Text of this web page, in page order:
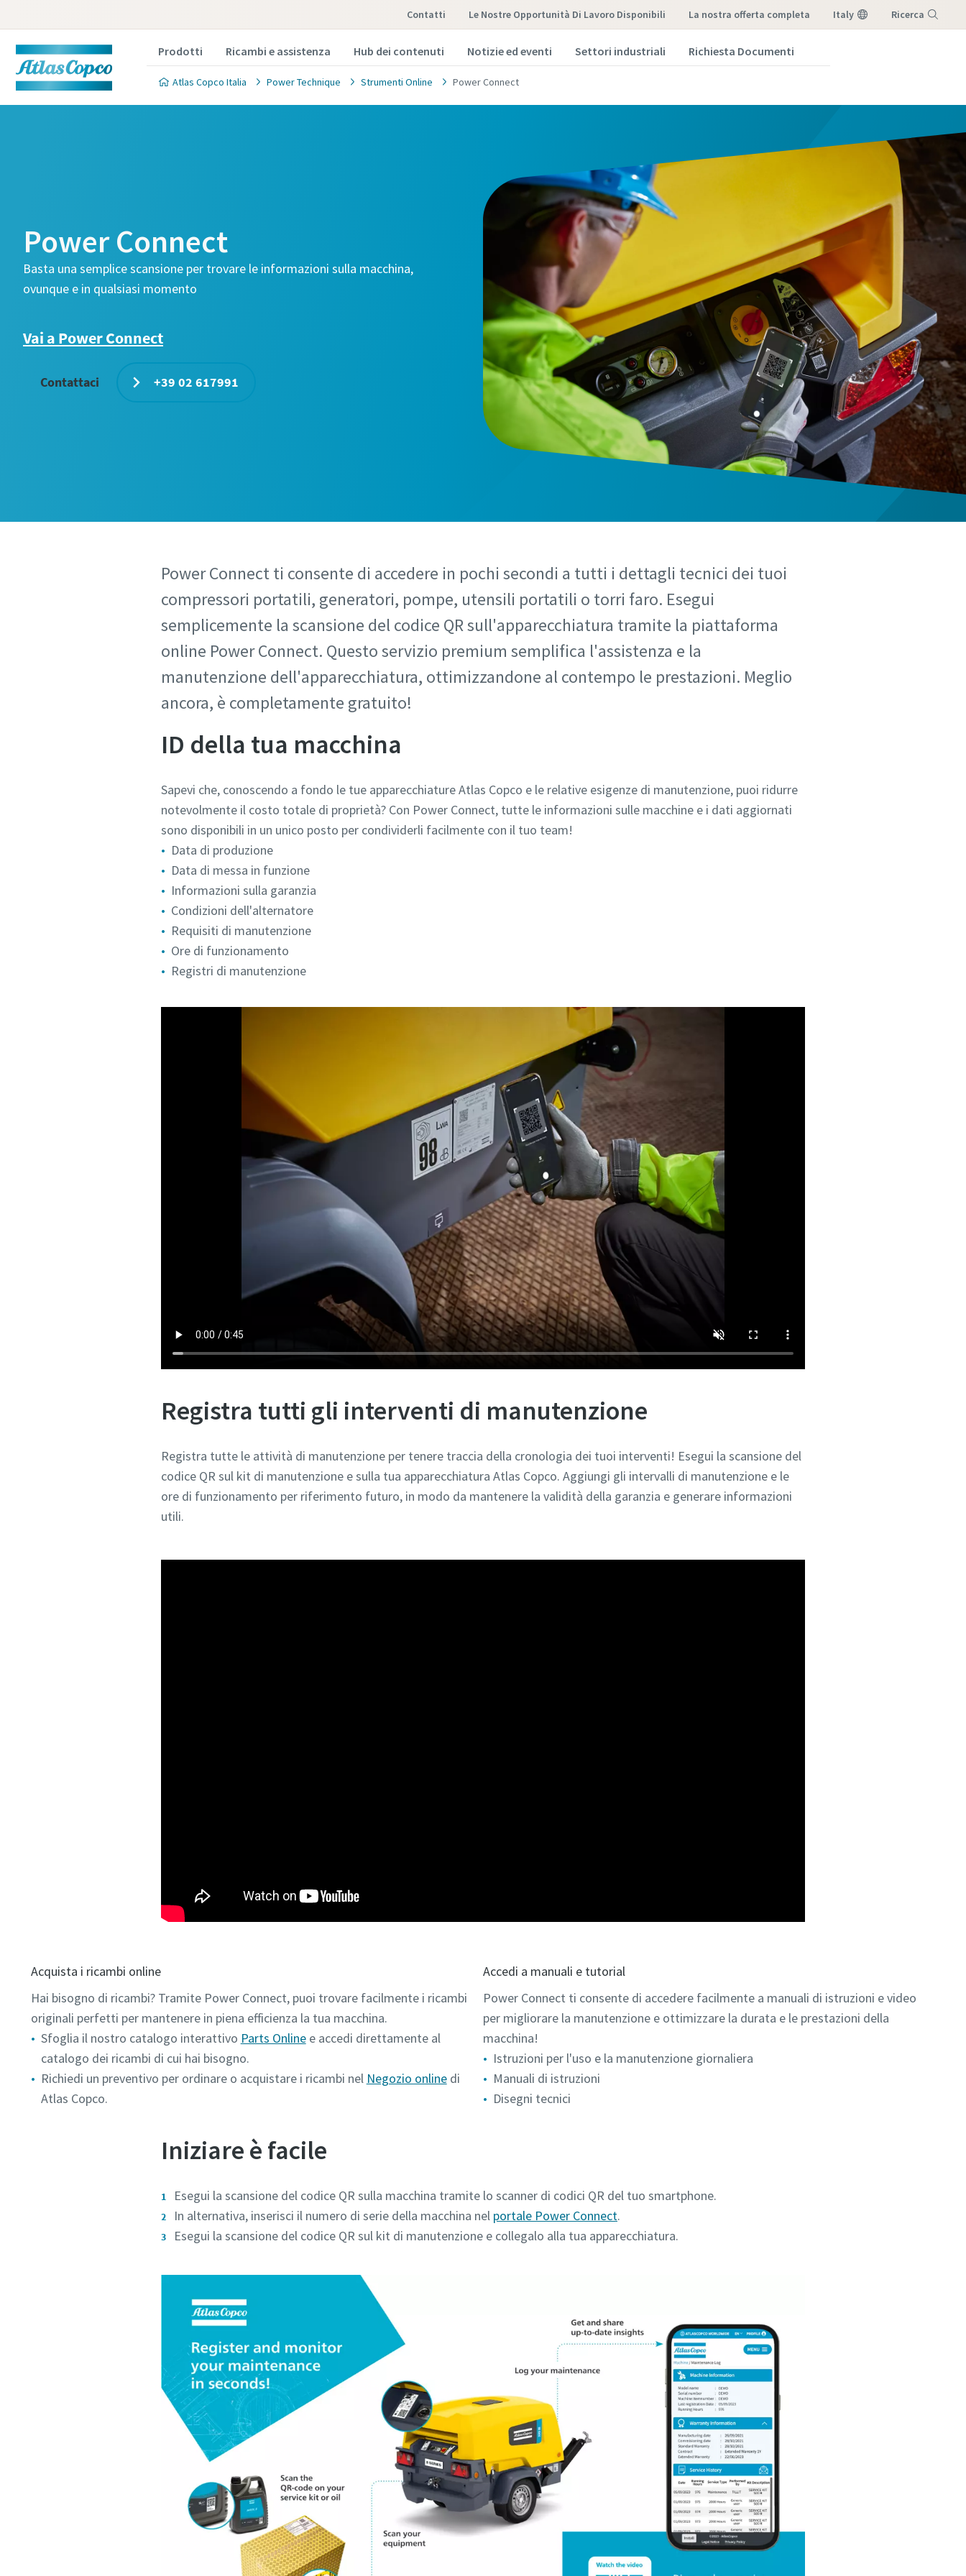
Contatti Le Nostre Opportunità Di Lavoro Disponibili la nostra offerta completa Italy Ricerca
Prodotti Ricambi e assistenza Hub dei contenuti Notizie ed eventi Settori industriali Richiesta Documenti
Atlas Copco Italia Power Technique Strumenti Online Power Connect
Power Connect
Basta una semplice scansione per trovare le informazioni sulla macchina,
ovunque e in qualsiasi momento
Vai a Power Connect
Contattaci +39 02 617991
Power Connect ti consente di accedere in pochi secondi a tutti i dettagli tecnici dei tuoi
compressori portatili, generatori, pompe, utensili portatili o torri faro. Esegui
semplicemente la scansione del codice QR sull'apparecchiatura tramite la piattaforma
online Power Connect. Questo servizio premium semplifica l'assistenza e la
manutenzione dell'apparecchiatura, ottimizzandone al contempo le prestazioni. Meglio
ancora, è completamente gratuito!
ID della tua macchina
Sapevi che, conoscendo a fondo le tue apparecchiature Atlas Copco e le relative esigenze di manutenzione, puoi ridurre
notevolmente il costo totale di proprietà? Con Power Connect, tutte le informazioni sulle macchine e i dati aggiornati
sono disponibili in un unico posto per condividerli facilmente con il tuo team!
Data di produzione
Data di messa in funzione
Informazioni sulla garanzia
Condizioni dell'alternatore
Requisiti di manutenzione
Ore di funzionamento
Registri di manutenzione
Registra tutti gli interventi di manutenzione
Registra tutte le attività di manutenzione per tenere traccia della cronologia dei tuoi interventi! Esegui la scansione del
codice QR sul kit di manutenzione e sulla tua apparecchiatura Atlas Copco. Aggiungi gli intervalli di manutenzione e le
ore di funzionamento per riferimento futuro, in modo da mantenere la validità della garanzia e generare informazioni
utili.
Acquista i ricambi online
Hai bisogno di ricambi? Tramite Power Connect, puoi trovare facilmente i ricambi
originali perfetti per mantenere in piena efficienza la tua macchina.
Sfoglia il nostro catalogo interattivo Parts Onlinee accedi direttamente al
catalogo dei ricambi di cui hai bisogno.
Richiedi un preventivo per ordinare o acquistare i ricambi nel Negozio onlinedi
Atlas Copco.
Accedi a manuali e tutorial
Power Connect ti consente di accedere facilmente a manuali di istruzioni e video
per migliorare la manutenzione e ottimizzare la durata e le prestazioni della
macchina!
Istruzioni per l'uso e la manutenzione giornaliera
Manuali di istruzioni
Disegni tecnici
Iniziare è facile
Esegui la scansione del codice QR sulla macchina tramite lo scanner di codici QR del tuo smartphone.
In alternativa, inserisci il numero di serie della macchina nel portale Power Connect.
Esegui la scansione del codice QR sul kit di manutenzione e collegalo alla tua apparecchiatura.